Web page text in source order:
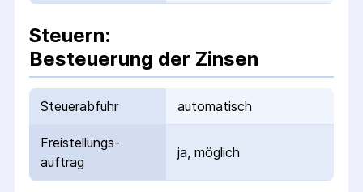
Steuern:
Besteuerung der Zinsen
Steuerabfuhr automatisch
Freistellungs­
auftrag
ja, möglich